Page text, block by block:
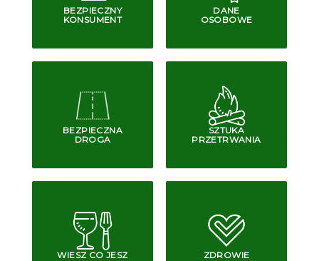
BEZPIECZNY
KONSUMENT
DANE
OSOBOWE
BEZPIECZNA
DROGA
SZTUKA
PRZETRWANIA
WIESZ CO JESZ ZDROWIE